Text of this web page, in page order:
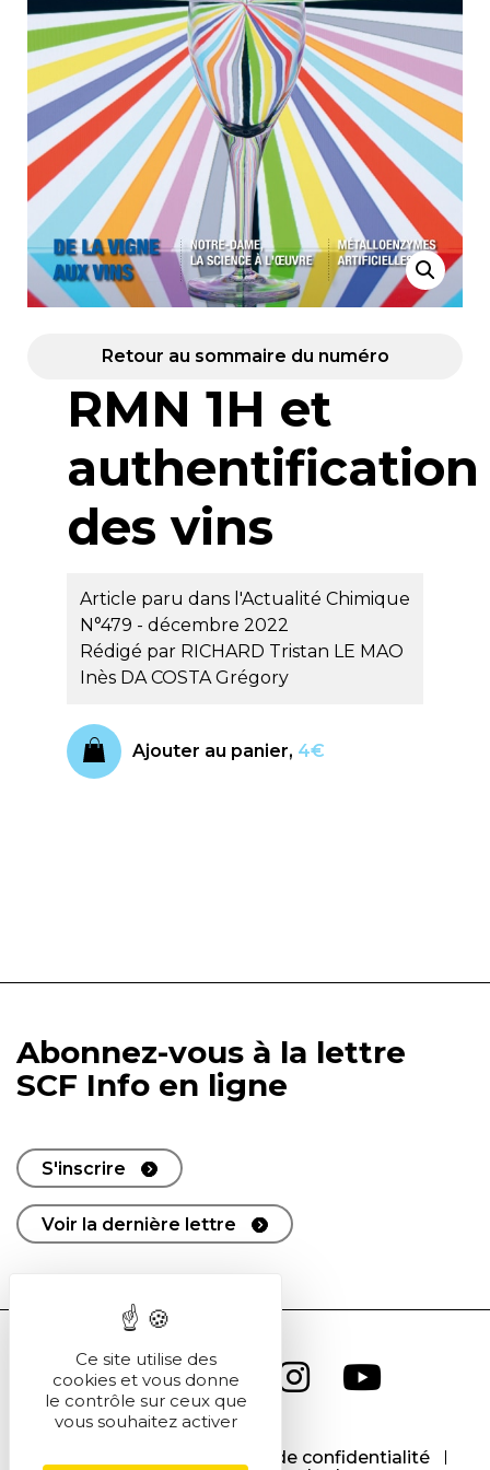
Retour au sommaire du numéro
RMN 1H et
authentification
des vins
Article paru dans l'Actualité Chimique
N°479 - décembre 2022
Rédigé par RICHARD Tristan LE MAO
Inès DA COSTA Grégory
Ajouter au panier, 4€
Abonnez-vous à la lettre
SCF Info en ligne
S'inscrire
Voir la dernière lettre
Politique de confidentialité
Ce site utilise des
cookies et vous donne
le contrôle sur ceux que
vous souhaitez activer